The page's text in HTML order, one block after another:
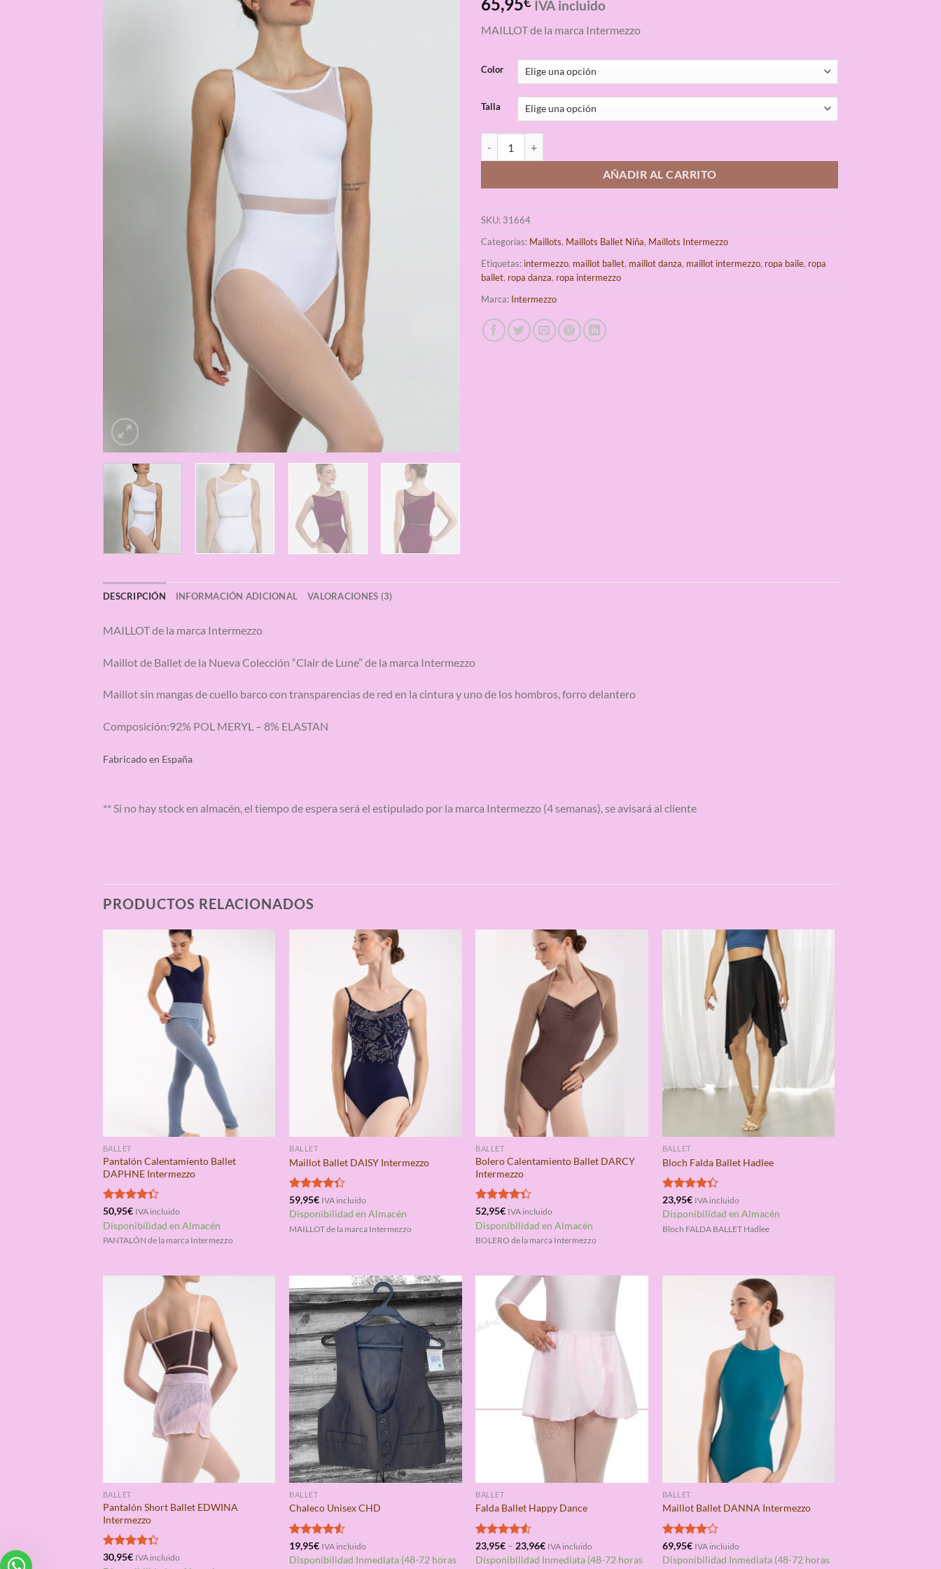
con4.67
base a
IVA incluido
MAILLOT de la marca Intermezzo
Color
Talla
AÑADIR AL CARRITO
SKU: 31664
Categorías: Maillots, Maillots Ballet Niña, Maillots Intermezzo
Etiquetas: intermezzo, maillot ballet, maillot danza, maillot intermezzo, ropa baile, ropa
ballet, ropa danza, ropa intermezzo
Marca: Intermezzo
DESCRIPCIÓN INFORMACIÓN ADICIONAL VALORACIONES (3)
MAILLOT de la marca Intermezzo
Maillot de Ballet de la Nueva Colección “Clair de Lune” de la marca Intermezzo
Maillot sin mangas de cuello barco con transparencias de red en la cintura y uno de los hombros, forro delantero
Composición:92% POL MERYL – 8% ELASTAN
Fabricado en España
** Si no hay stock en almacén, el tiempo de espera será el estipulado por la marca Intermezzo (4 semanas), se avisará al cliente
PRODUCTOS RELACIONADOS
BALLET
Pantalón Calentamiento Ballet
DAPHNE Intermezzo
Valorado
con 4.33
de 5
50,95€ IVA incluido
Disponibilidad en Almacén
PANTALÓN de la marca Intermezzo
BALLET
Maillot Ballet DAISY Intermezzo
Valorado
con4.33
de 5
59,95€ IVA incluido
Disponibilidad en Almacén
MAILLOT de la marca Intermezzo
BALLET
Bolero Calentamiento Ballet DARCY
Intermezzo
Valorado
con4.33
de 5
52,95€ IVA incluido
Disponibilidad en Almacén
BOLERO de la marca Intermezzo
BALLET
Bloch Falda Ballet Hadlee
Valorado
con 4.33
de 5
23,95€ IVA incluido
Disponibilidad en Almacén
Bloch FALDA BALLET Hadlee
BALLET
Pantalón Short Ballet EDWINA
Intermezzo
Valorado
30,95€ IVA incluido
BALLET
Chaleco Unisex CHD
Valorado
con4.50
19,95€ IVA incluido
Disponibilidad Inmediata (48-72 horas
BALLET
Falda Ballet Happy Dance
Valorado
con4.50
23,95€ – 23,96€ IVA incluido
Disponibilidad Inmediata (48-72 horas
BALLET
Maillot Ballet DANNA Intermezzo
Valorado
con 4.00
69,95€ IVA incluido
Disponibilidad Inmediata (48-72 horas